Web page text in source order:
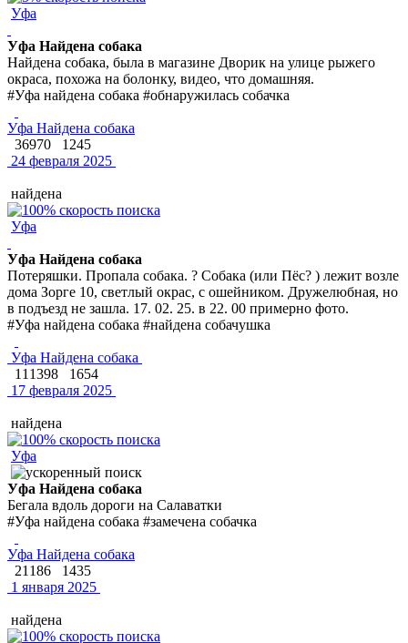
Уфа
Уфа Найдена собака
Найдена собака, была в магазине Дворик на улице рыжего
окраса, похожа на болонку, видео, что домашняя.
#Уфа найдена собака #обнаружилась собачка
Уфа Найдена собака
36970
1245
24 февраля 2025
найдена
Уфа
Уфа Найдена собака
Потеряшки. Пропала собака. ? Собака (или Пёс? ) лежит возле
дома Зорге 10, светлый окрас, с ошейником. Дружелюбная, но
в подъезд не зашла. 17. 02. 25. в 22. 00 примерно фото.
#Уфа найдена собака #найдена собачушка
Уфа Найдена собака
111398
1654
17 февраля 2025
найдена
Уфа
Уфа Найдена собака
Бегала вдоль дороги на Салаватки
#Уфа найдена собака #замечена собачка
Уфа Найдена собака
21186
1435
1 января 2025
найдена